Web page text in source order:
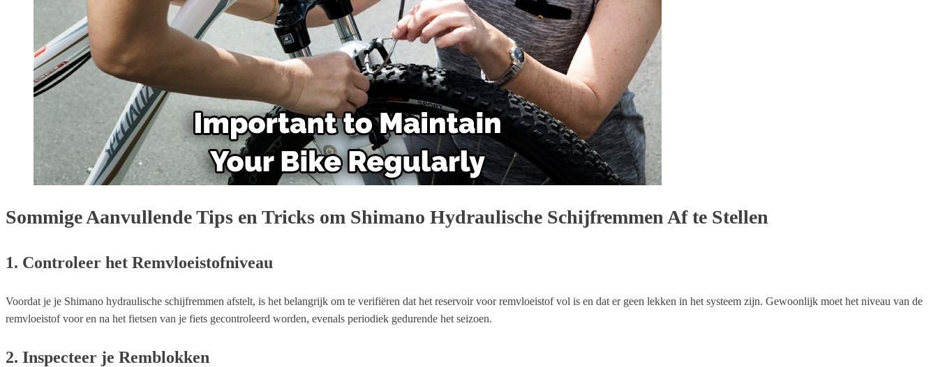
Sommige Aanvullende Tips en Tricks om Shimano Hydraulische Schijfremmen Af te Stellen
1. Controleer het Remvloeistofniveau
Voordat je je Shimano hydraulische schijfremmen afstelt, is het belangrijk om te verifiëren dat het reservoir voor remvloeistof vol is en dat er geen lekken in het systeem zijn. Gewoonlijk moet het niveau van de
remvloeistof voor en na het fietsen van je fiets gecontroleerd worden, evenals periodiek gedurende het seizoen.
2. Inspecteer je Remblokken